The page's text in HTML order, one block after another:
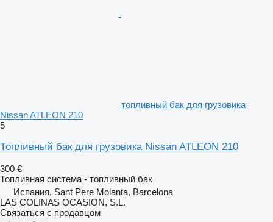
топливный бак для грузовика
Nissan ATLEON 210
5
Топливный бак для грузовика Nissan ATLEON 210
300 €
Топливная система - топливный бак
Испания, Sant Pere Molanta, Barcelona
LAS COLINAS OCASION, S.L.
Связаться с продавцом